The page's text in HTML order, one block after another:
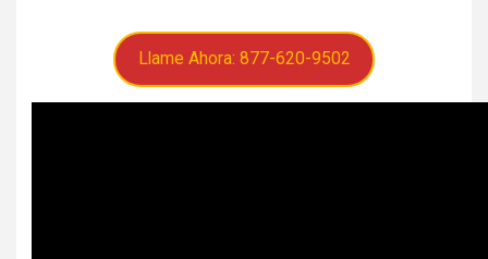
Llame Ahora: 877-620-9502